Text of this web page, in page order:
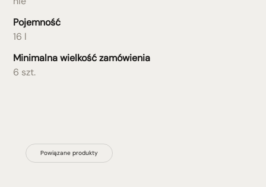
Pojemność
16 l
Minimalna wielkość zamówienia
6 szt.
Powiązane produkty